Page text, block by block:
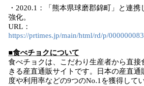
・2020.1：「熊本県球磨郡錦町」と連
強化。
URL：
https://prtimes.jp/main/html/rd/p/
■食べチョクについて
⾷べチョクは、こだわり⽣産者から直接
きる産直通販サイトです。日本の産直通
度や利用率などの9つのNo.1を獲得してい